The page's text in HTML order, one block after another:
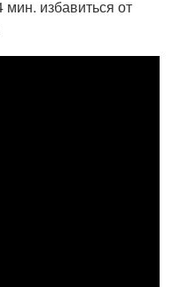
избавиться от